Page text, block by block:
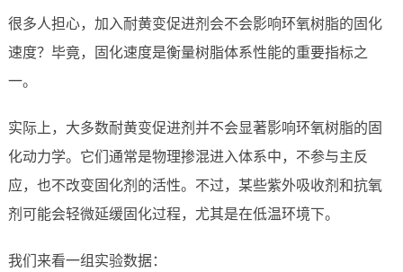
很多人担心，加入耐黄变促进剂会不会影响环氧树脂的固化
速度？毕竟，固化速度是衡量树脂体系性能的重要指标之
一。
实际上，大多数耐黄变促进剂并不会显著影响环氧树脂的固
化动力学。它们通常是物理掺混进入体系中，不参与主反
应，也不改变固化剂的活性。不过，某些紫外吸收剂和抗氧
剂可能会轻微延缓固化过程，尤其是在低温环境下。
我们来看一组实验数据：